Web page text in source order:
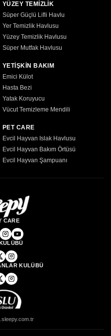
YÜZEY TEMİZLİK
Süper Güçlü Lifli Havlu
Yer Temizlik Havlusu
Yüzey Temizlik Havlusu
Süper Mutfak Havlusu
YETİŞKİN BAKIM
Emici Külot
Hasta Bezi
Yatak Koruyucu
Vücut Temizleme Mendili
PET CARE
Evcil Hayvan Islak Havlusu
Evcil Hayvan Bakım Örtüsü
Evcil Hayvan Şampuanı
CARE
KULÜBÜ